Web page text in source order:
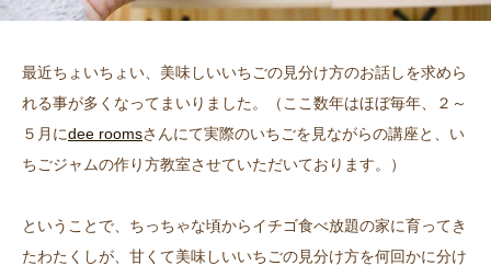
最近ちょいちょい、美味しいいちごの見分け方のお話しを求めら
れる事が多くなってまいりました。（ここ数年はほぼ毎年、２～
５月にdee roomsさんにて実際のいちごを見ながらの講座と、い
ちごジャムの作り方教室させていただいております。）
ということで、ちっちゃな頃からイチゴ食べ放題の家に育ってき
たわたくしが、甘くて美味しいいちごの見分け方を何回かに分け